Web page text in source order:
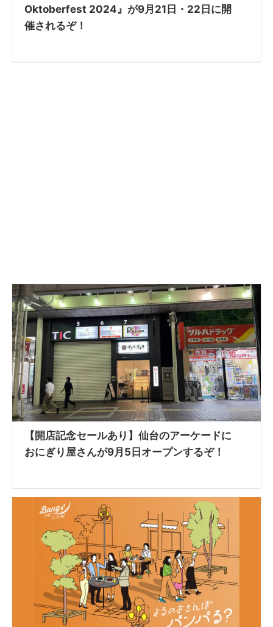
Oktoberfest 2024』が9月21日・22日に開
催されるぞ！
【開店記念セールあり】仙台のアーケードに
おにぎり屋さんが9月5日オープンするぞ！